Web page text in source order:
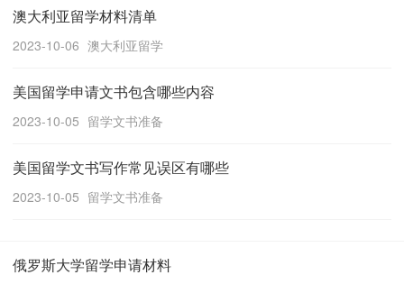
澳大利亚留学材料清单
2023-10-06 澳大利亚留学
美国留学申请文书包含哪些内容
2023-10-05 留学文书准备
美国留学文书写作常见误区有哪些
2023-10-05 留学文书准备
俄罗斯大学留学申请材料